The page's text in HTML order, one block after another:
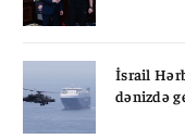
İsrail
dənizdə